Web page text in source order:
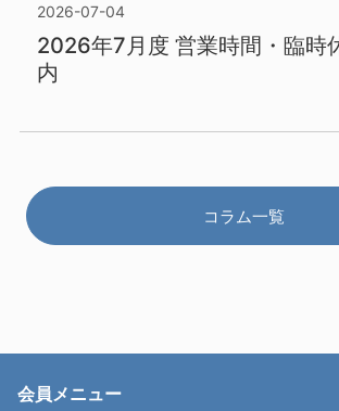
2026-07-04
2026年7月度 営業時間・臨時
内
コラム一覧
会員メニュー